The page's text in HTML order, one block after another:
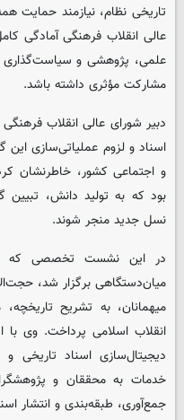
تاریخی نظام، نیازمند حمایت
عالی انقلاب فرهنگی آمادگی
علمی، پژوهشی و سیاست‌گذاری
مشارکت مؤثری داشته باشد.
دبیر شورای عالی انقلاب
اسناد و لزوم عملیاتی‌سازی
و اجتماعی کشور، خاطرنشان
بود که به تولید دانش، تبیین
نسل جدید منجر شوند.
در این نشست تخصصی که
میان‌دستگاهی برگزار شد،
میهمانان، به تشریح
انقلاب اسلامی پرداخت. وی با
دیجیتال‌سازی اسناد تاریخی و
خدمات به محققان و
جمع‌آوری، طبقه‌بندی و انتشار